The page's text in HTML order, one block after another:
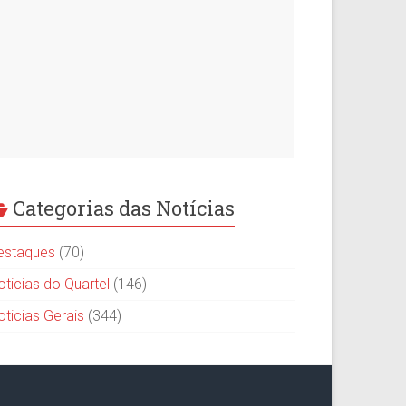
Categorias das Notícias
(70)
do Quartel (146)
Gerais (344)